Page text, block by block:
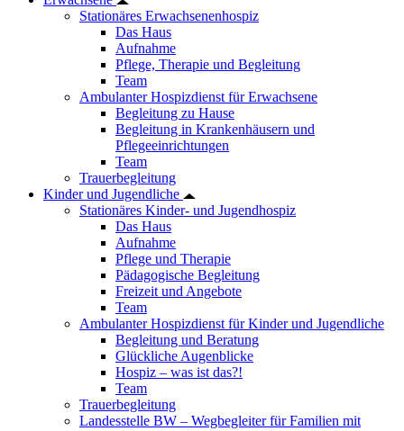
Stationäres Erwachsenenhospiz
Das Haus
Aufnahme
Pflege, Therapie und Begleitung
Team
Ambulanter Hospizdienst für Erwachsene
Begleitung zu Hause
Begleitung in Krankenhäusern und
Pflegeeinrichtungen
Team
Trauerbegleitung
Kinder und Jugendliche
Stationäres Kinder- und Jugendhospiz
Das Haus
Aufnahme
Pflege und Therapie
Pädagogische Begleitung
Freizeit und Angebote
Team
Ambulanter Hospizdienst für Kinder und Jugendliche
Begleitung und Beratung
Glückliche Augenblicke
Hospiz – was ist das?!
Team
Trauerbegleitung
Landesstelle BW – Wegbegleiter für Familien mit